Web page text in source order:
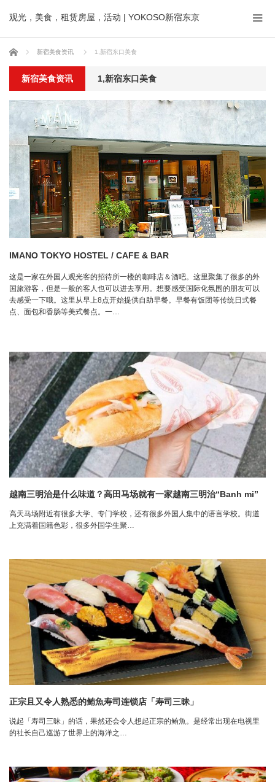
观光，美食，租赁房屋，活动 | YOKOSO新宿东京
ホーム 新宿美食资讯 1,新宿东口美食
新宿美食资讯 1,新宿东口美食
IMANO TOKYO HOSTEL / CAFE & BAR
这是一家在外国人观光客的招待所一楼的咖啡店＆酒吧。这里聚集了很多的外
国旅游客，但是一般的客人也可以进去享用。想要感受国际化氛围的朋友可以
去感受一下哦。这里从早上8点开始提供自助早餐。早餐有饭团等传统日式餐
点、面包和香肠等美式餐点。一…
越南三明治是什么味道？高田马场就有一家越南三明治“Banh mi”
高天马场附近有很多大学、专门学校，还有很多外国人集中的语言学校。街道
上充满着国籍色彩，很多外国学生聚…
正宗且又令人熟悉的鲔魚寿司连锁店「寿司三昧」
说起「寿司三昧」的话，果然还会令人想起正宗的鲔魚。是经常出现在电视里
的社长自己巡游了世界上的海洋之…